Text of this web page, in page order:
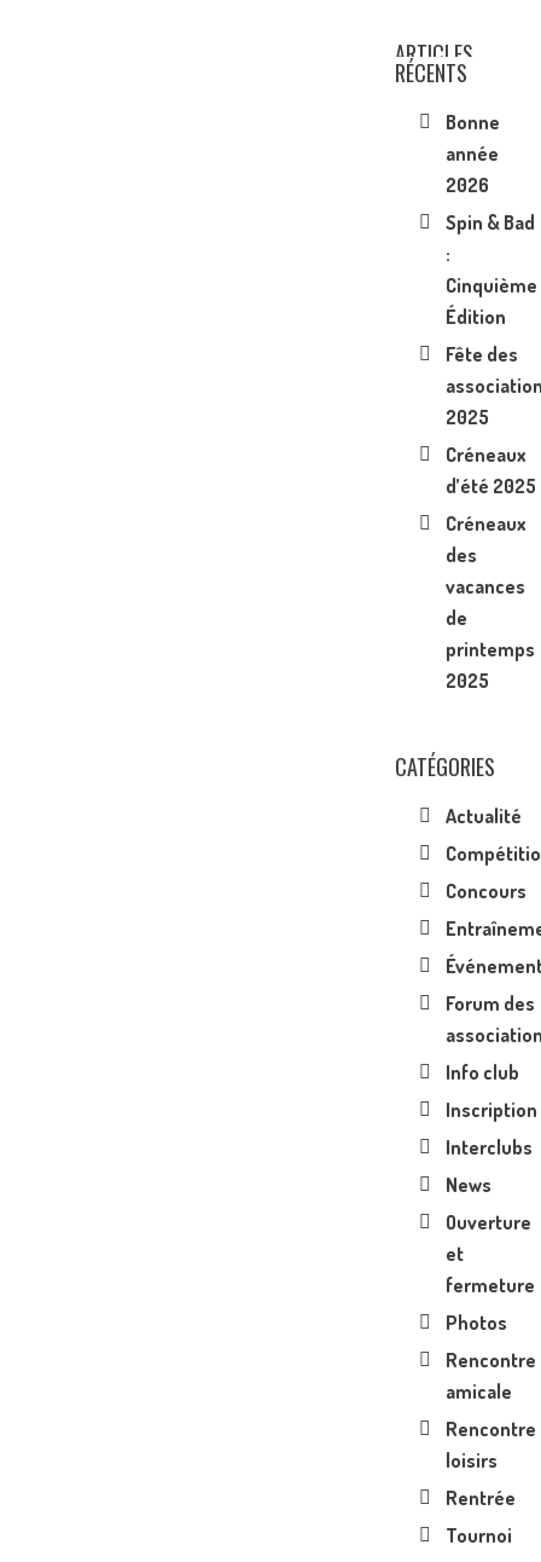
ARTICLES
RÉCENTS
Bonne
année
2026
Spin & Bad
:
Cinquième
Édition
Fête des
2025
Créneaux
d’été 2025
Créneaux
des
vacances
de
printemps
2025
CATÉGORIES
Actualité
Concours
Forum des
Info club
Inscription
Interclubs
News
Ouverture
et
fermeture
Photos
Rencontre
amicale
Rencontre
loisirs
Rentrée
Tournoi